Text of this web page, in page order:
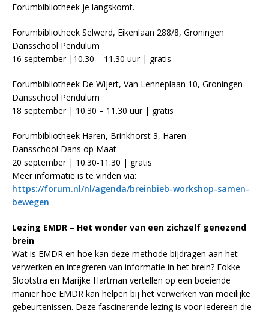
Forumbibliotheek je langskomt.
Forumbibliotheek Selwerd, Eikenlaan 288/8, Groningen
Dansschool Pendulum
16 september |10.30 – 11.30 uur | gratis
Forumbibliotheek De Wijert, Van Lenneplaan 10, Groningen
Dansschool Pendulum
18 september | 10.30 – 11.30 uur | gratis
Forumbibliotheek Haren, Brinkhorst 3, Haren
Dansschool Dans op Maat
20 september | 10.30-11.30 | gratis
Meer informatie is te vinden via:
https://forum.nl/nl/agenda/breinbieb-workshop-samen-
bewegen
Lezing EMDR – Het wonder van een zichzelf genezend
brein
Wat is EMDR en hoe kan deze methode bijdragen aan het
verwerken en integreren van informatie in het brein? Fokke
Slootstra en Marijke Hartman vertellen op een boeiende
manier hoe EMDR kan helpen bij het verwerken van moeilijke
gebeurtenissen. Deze fascinerende lezing is voor iedereen die